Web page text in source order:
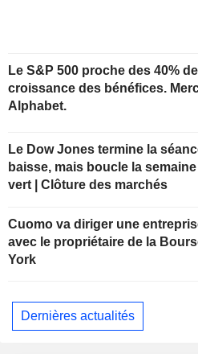
Le S&P 500 proche des 40% de
croissance des bénéfices.
Alphabet.
Le Dow Jones termine la
baisse, mais boucle la
vert | Clôture des marchés
Cuomo va diriger une
avec le propriétaire de la
York
Dernières actualités